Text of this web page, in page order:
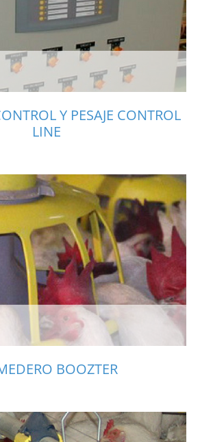
Y PESAJE CONTROL
LINE
BOOZTER